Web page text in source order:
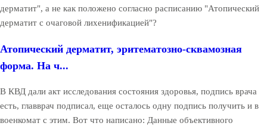
дерматит", а не как положено согласно расписанию "Атопический
дерматит с очаговой лихенификацией"?
Атопический дерматит, эритематозно-сквамозная
форма. На ч...
В КВД дали акт исследования состояния здоровья, подпись врача
есть, главврач подписал, еще осталось одну подпись получить и в
военкомат с этим. Вот что написано: Данные объективного